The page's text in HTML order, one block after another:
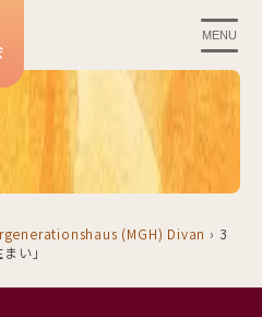
MENU
(MGH) Divan › 3
い」